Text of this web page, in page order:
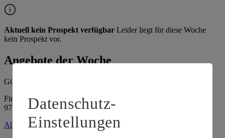
Aktuell kein Prospekt verfügbar Leider liegt für diese Woche
kein Prospekt vor.
Angebote der Woche
Gültig vom
Firma: NEUKAUF Verbrauchermarkt GmbH, Edekastraße 3,
97228 Rottendorf
Alle Angebote ansehen
Datenschutz-
Einstellungen